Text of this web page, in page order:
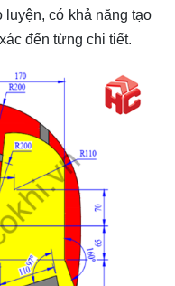
có khả năng tạo
đến từng chi tiết.